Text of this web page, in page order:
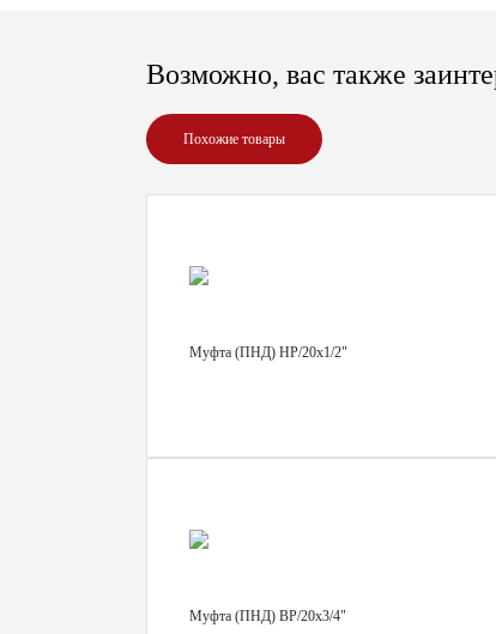
Возможно, вас также
Похожие товары
Муфта (ПНД) НР/20х1/2"
Муфта (ПНД) ВР/20х3/4"